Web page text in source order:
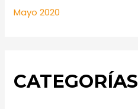
Mayo 2020
CATEGORÍAS